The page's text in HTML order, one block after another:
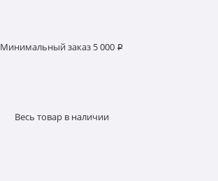
Минимальный заказ 5 000 ₽
Весь товар в наличии